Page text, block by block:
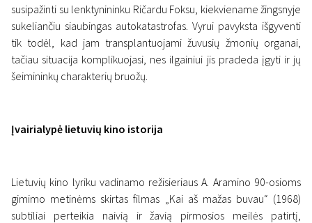
susipažinti su lenktynininku Ričardu Foksu, kiekviename žingsnyje
sukeliančiu siaubingas autokatastrofas. Vyrui pavyksta išgyventi
tik todėl, kad jam transplantuojami žuvusių žmonių organai,
tačiau situacija komplikuojasi, nes ilgainiui jis pradeda įgyti ir jų
šeimininkų charakterių bruožų.
Įvairialypė lietuvių kino istorija
Lietuvių kino lyriku vadinamo režisieriaus A. Aramino 90-osioms
gimimo metinėms skirtas filmas „Kai aš mažas buvau“ (1968)
subtiliai perteikia naivią ir žavią pirmosios meilės patirtį,